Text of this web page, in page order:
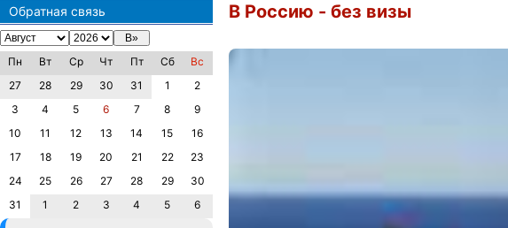
Обратная связь
Пн Вт Ср Чт Пт Сб
Вс
27
28 29 30 31 1
2
3
4 5 6 7 8
9
10
11 12 13 14 15
16
17
18 19 20 21 22
23
24
25 26 27 28 29
30
31
1 2 3 4 5 6
В Россию - без визы